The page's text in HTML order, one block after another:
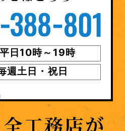
日10時～19時
週土日・祝日